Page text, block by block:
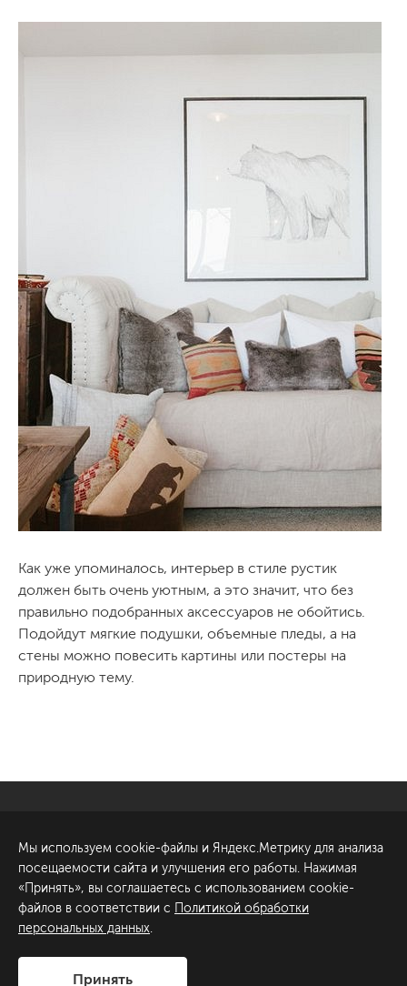
Как уже упоминалось, интерьер в стиле рустик
должен быть очень уютным, а это значит, что без
правильно подобранных аксессуаров не обойтись.
Подойдут мягкие подушки, объемные пледы, а на
стены можно повесить картины или постеры на
природную тему.
Обсудить проект
ул. Академика Павлова, 6
к1
+7 (812) 200-95-55
Сделано в
Мы используем cookie-файлы и Яндекс.Метрику для анализа
посещаемости сайта и улучшения его работы. Нажимая
«Принять», вы соглашаетесь с использованием cookie-
файлов в соответствии с Политикой обработки
персональных данных.
Принять